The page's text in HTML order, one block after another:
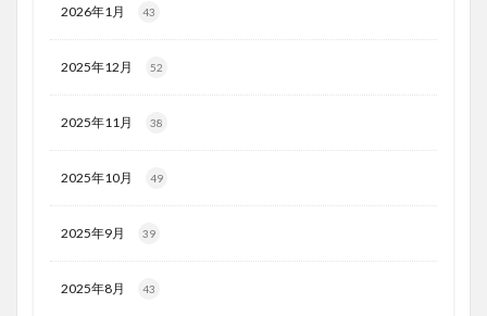
2026年1月 43
2025年12月 52
2025年11月 38
2025年10月 49
2025年9月 39
2025年8月 43